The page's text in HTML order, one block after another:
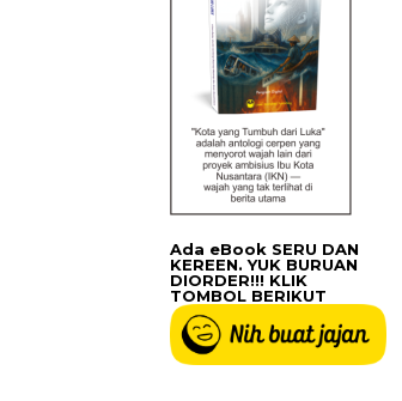
Ada eBook SERU DAN
KEREEN. YUK BURUAN
DIORDER!!! KLIK
TOMBOL BERIKUT